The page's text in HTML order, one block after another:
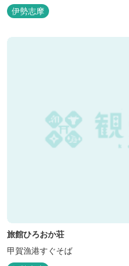
伊勢志摩
旅館ひろおか荘
甲賀漁港すぐそば